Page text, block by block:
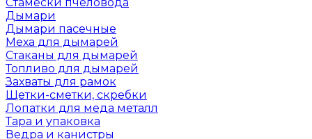
Дымари
Дымари пасечные
Меха для дымарей
Стаканы для дымарей
Топливо для дымарей
Захваты для рамок
Щетки-сметки, скребки
Лопатки для меда металл
Тара и упаковка
Ведра и канистры